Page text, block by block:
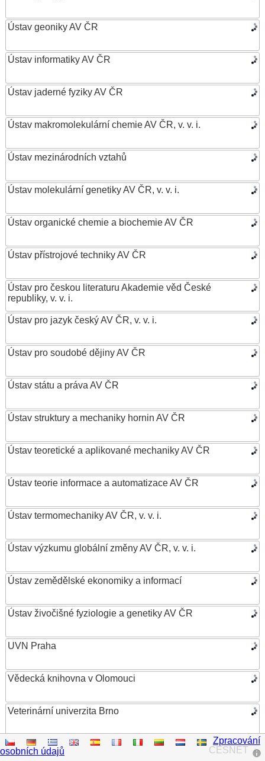
Ústav geoniky AV ČR
Ústav informatiky AV ČR
Ústav jaderné fyziky AV ČR
Ústav makromolekulární chemie AV ČR, v. v. i.
Ústav mezinárodních vztahů
Ústav molekulární genetiky AV ČR, v. v. i.
Ústav organické chemie a biochemie AV ČR
Ústav přístrojové techniky AV ČR
Ústav pro českou literaturu Akademie věd České
republiky, v. v. i.
Ústav pro jazyk český AV ČR, v. v. i.
Ústav pro soudobé dějiny AV ČR
Ústav státu a práva AV ČR
Ústav struktury a mechaniky hornin AV ČR
Ústav teoretické a aplikované mechaniky AV ČR
Ústav teorie informace a automatizace AV ČR
Ústav termomechaniky AV ČR, v. v. i.
Ústav výzkumu globální změny AV ČR, v. v. i.
Ústav zemědělské ekonomiky a informací
Ústav živočišné fyziologie a genetiky AV ČR
UVN Praha
Vědecká knihovna v Olomouci
Veterinární univerzita Brno
VŠB – Technická univerzita Ostrava
CESNET
Zpracování
osobních údajů